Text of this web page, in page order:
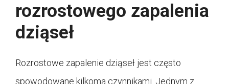
rozrostowego zapalenia
dziąseł
Rozrostowe zapalenie dziąseł jest często
spowodowane kilkoma czynnikami. Jednym z